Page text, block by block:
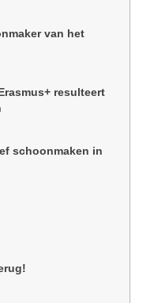
van het
resulteert
schoonmaken in